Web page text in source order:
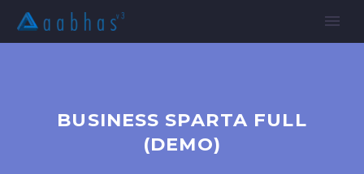
BUSINESS SPARTA FULL
(DEMO)